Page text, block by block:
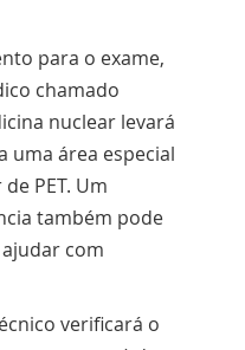
para o exame,
chamado
nuclear levará
uma área especial
PET. Um
também pode
com
verificará o